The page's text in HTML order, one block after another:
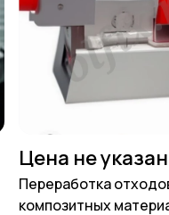
Цена не
Переработка
композитных